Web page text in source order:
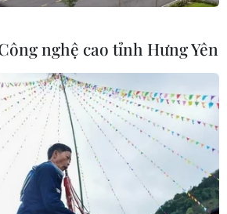
nghệ cao tỉnh Hưng Yên